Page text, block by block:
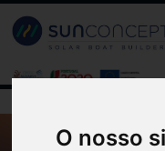
O nosso
WWW.JN.PT -